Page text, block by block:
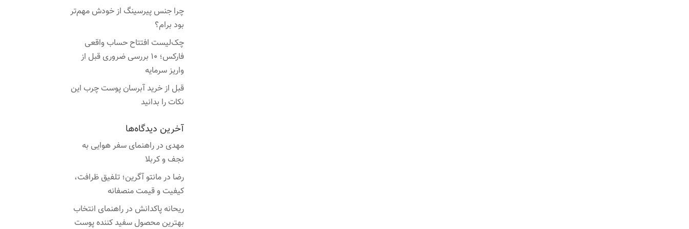
چرا جنس پیرسینگ از خودش مهم‌تر
بود برام؟
چک‌لیست افتتاح حساب واقعی
فارکس؛ ۱۰ بررسی ضروری قبل از
واریز سرمایه
قبل از خرید آبرسان پوست چرب این
نکات را بدانید
آخرین دیدگاه‌ها
مهدی درراهنمای سفر هوایی به
نجف و کربلا
رضا درمانتو آگرین؛ تلفیق ظرافت،
کیفیت و قیمت منصفانه
ریحانه پاکدانش درراهنمای انتخاب
بهترین محصول سفید کننده پوست